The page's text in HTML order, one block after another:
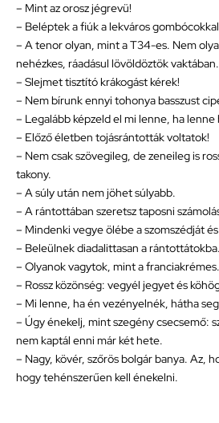
– Mint az orosz jégrevü!
– Beléptek a fiúk a lekváros
– A tenor olyan, mint a T34-es. Nem
nehézkes, ráadásul lövöldöztök vaktában.
– Slejmet tisztító krákogást kérek!
– Nem bírunk ennyi tohonya basszust
– Legalább képzeld el mi lenne, ha lenne
– Előző életben tojásrántották voltatok!
– Nem csak szövegileg, de zeneileg is
takony.
– A súly után nem jöhet súlyabb.
– A rántottában szeretsz taposni
– Mindenki vegye ölébe a szomszédját
– Beleülnek diadalittasan a rántottátokba.
– Olyanok vagytok, mint a franciakrémes.
– Rossz közönség: vegyél jegyet és
– Mi lenne, ha én vezényelnék, hátha
– Úgy énekelj, mint szegény csecsemő:
nem kaptál enni már két hete.
– Nagy, kövér, szőrös bolgár banya. Az,
hogy tehénszerűen kell énekelni.